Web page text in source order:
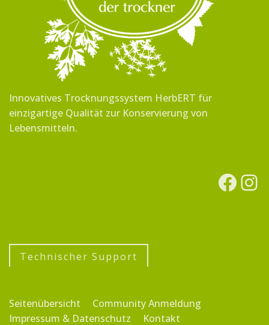
Innovatives Trocknungssystem HerbERT für
einzigartige Qualität zur Konservierung von
Lebensmitteln.
Technischer Support
Seitenübersicht
Community Anmeldung
Impressum & Datenschutz
Kontakt